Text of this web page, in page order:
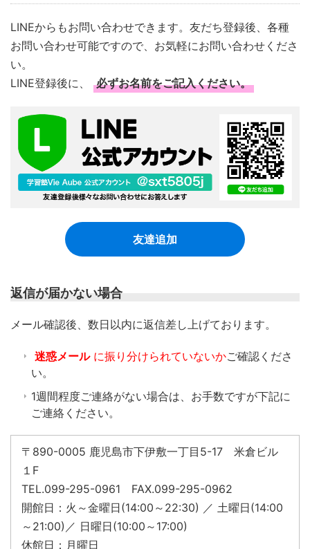
LINEからもお問い合わせできます。友だち登録後、各種
お問い合わせ可能ですので、お気軽にお問い合わせくださ
い。
LINE登録後に、
必ずお名前をご記入ください。
友達追加
返信が届かない場合
​メール確認後、数日以内に返信差し上げております。
迷惑メール に振り分けられていないかご確認くださ
い。
1週間程度ご連絡がない場合は、お手数ですが下記に
ご連絡ください。
〒890-0005 鹿児島市下伊敷一丁目5-17 米倉ビル
１F
TEL.099-295-0961 FAX.099-295-0962
開館日：火～金曜日(14:00～22:30) ／ 土曜日(14:00
～21:00)／ 日曜日(10:00～17:00)
休館日：月曜日